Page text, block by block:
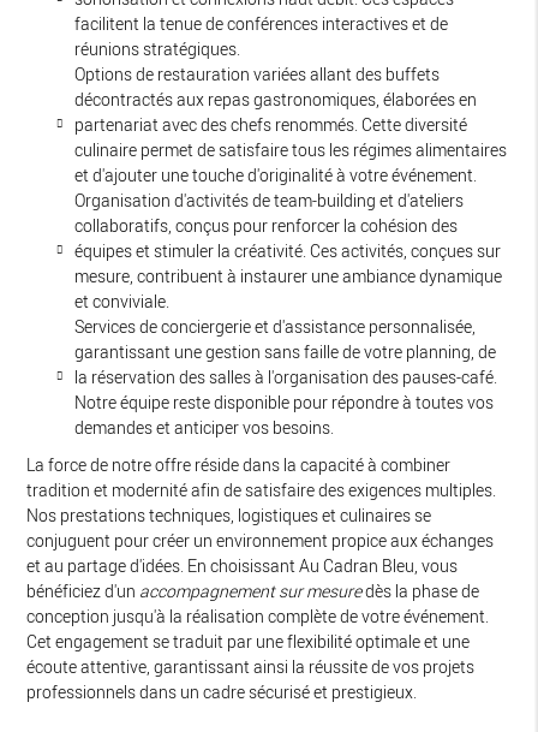
facilitent la tenue de conférences interactives et de
réunions stratégiques.
Options de restauration variées allant des buffets
décontractés aux repas gastronomiques, élaborées en
partenariat avec des chefs renommés. Cette diversité
culinaire permet de satisfaire tous les régimes alimentaires
et d'ajouter une touche d'originalité à votre événement.
Organisation d'activités de team-building et d'ateliers
collaboratifs, conçus pour renforcer la cohésion des
équipes et stimuler la créativité. Ces activités, conçues sur
mesure, contribuent à instaurer une ambiance dynamique
et conviviale.
Services de conciergerie et d'assistance personnalisée,
garantissant une gestion sans faille de votre planning, de
la réservation des salles à l'organisation des pauses-café.
Notre équipe reste disponible pour répondre à toutes vos
demandes et anticiper vos besoins.
La force de notre offre réside dans la capacité à combiner
tradition et modernité afin de satisfaire des exigences multiples.
Nos prestations techniques, logistiques et culinaires se
conjuguent pour créer un environnement propice aux échanges
et au partage d'idées. En choisissant Au Cadran Bleu, vous
bénéficiez d'un accompagnement sur mesuredès la phase de
conception jusqu'à la réalisation complète de votre événement.
Cet engagement se traduit par une flexibilité optimale et une
écoute attentive, garantissant ainsi la réussite de vos projets
professionnels dans un cadre sécurisé et prestigieux.